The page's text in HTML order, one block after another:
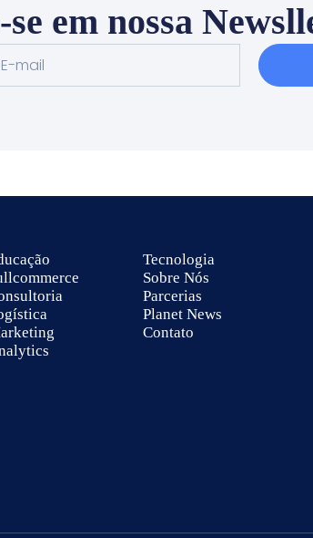
em nossa
Tecnologia
Sobre Nós
Parcerias
Planet News
Contato